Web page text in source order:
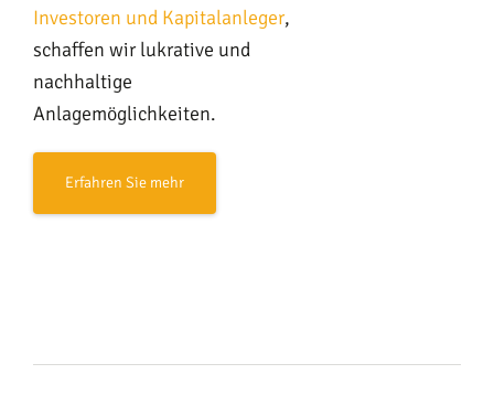
Investoren und Kapitalanleger,
schaffen wir lukrative und
nachhaltige
Anlagemöglichkeiten.
Erfahren Sie mehr